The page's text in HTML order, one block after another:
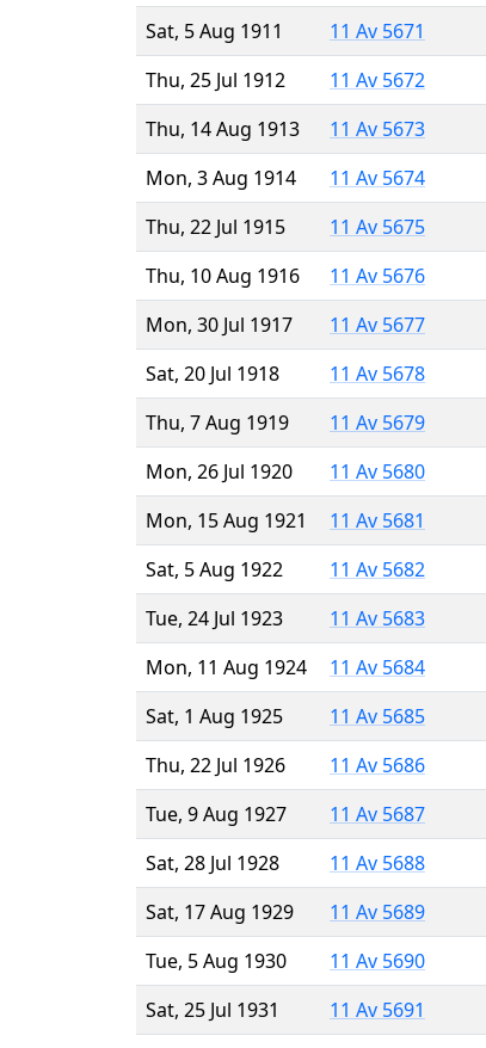
Sat, 5 Aug 1911
11 Av 5671
Thu, 25 Jul 1912
11 Av 5672
Thu, 14 Aug 1913
11 Av 5673
Mon, 3 Aug 1914
11 Av 5674
Thu, 22 Jul 1915
11 Av 5675
Thu, 10 Aug 1916
11 Av 5676
Mon, 30 Jul 1917
11 Av 5677
Sat, 20 Jul 1918
11 Av 5678
Thu, 7 Aug 1919
11 Av 5679
Mon, 26 Jul 1920
11 Av 5680
Mon, 15 Aug 1921
11 Av 5681
Sat, 5 Aug 1922
11 Av 5682
Tue, 24 Jul 1923
11 Av 5683
Mon, 11 Aug 1924
11 Av 5684
Sat, 1 Aug 1925
11 Av 5685
Thu, 22 Jul 1926
11 Av 5686
Tue, 9 Aug 1927
11 Av 5687
Sat, 28 Jul 1928
11 Av 5688
Sat, 17 Aug 1929
11 Av 5689
Tue, 5 Aug 1930
11 Av 5690
Sat, 25 Jul 1931
11 Av 5691